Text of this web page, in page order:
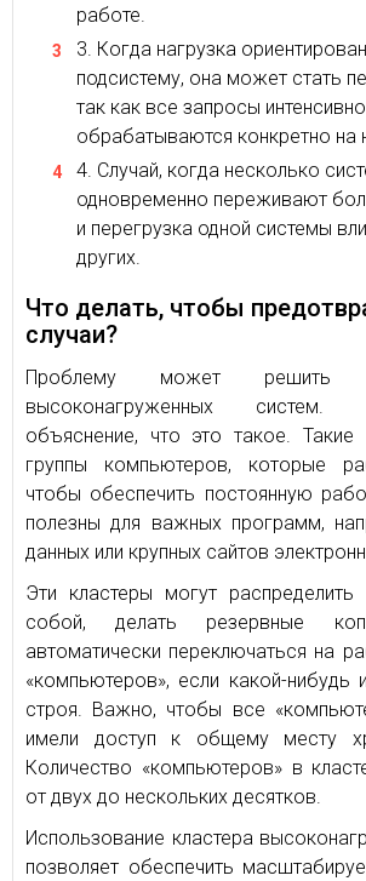
работе.
Когда нагрузка
подсистему, она может стать
так как все запросы интенсивно
обрабатываются конкретно на
Случай, когда несколько
одновременно переживают
и перегрузка одной системы
других.
Что делать, чтобы
случаи?
Проблему может решить
высоконагруженных
объяснение, что это такое.
группы компьютеров, которые
чтобы обеспечить постоянную
полезны для важных программ,
данных или крупных сайтов
Эти кластеры могут
собой, делать резервные
автоматически переключаться на
«компьютеров», если какой-нибудь
строя. Важно, чтобы все
имели доступ к общему месту
Количество «компьютеров» в
от двух до нескольких десятков.
Использование кластера
позволяет обеспечить